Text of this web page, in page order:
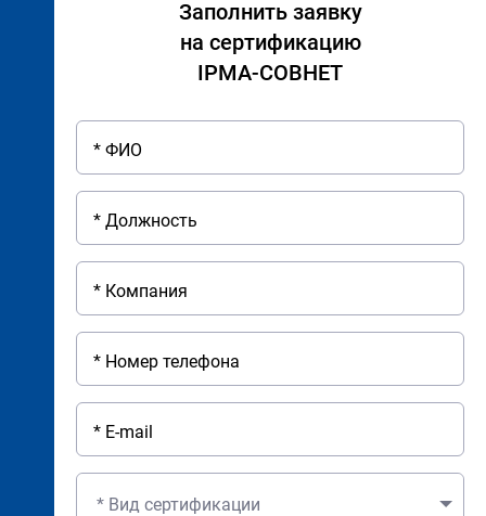
Заполнить заявку
на сертификацию
IPMA-СОВНЕТ
* Вид сертификации